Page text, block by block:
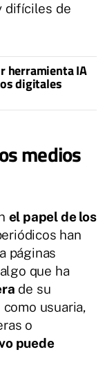
difíciles de
herramienta IA
digitales
medios
el papel de los
han
páginas
que ha
de su
usuaria,
o
puede